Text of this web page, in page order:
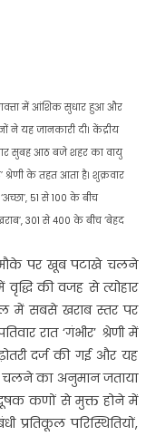
में आंशिक सुधार हुआ और
ने यह जानकारी दी। केंद्रीय
सुबह आठ बजे शहर का वायु
के तहत आता है। शुक्रवार
51 से 100 के बीच
301 से 400 के बीच ‘बेहद
मौके पर खूब पटाखे चलने
की वजह से त्योहार
में सबसे खराब स्तर पर
रात ‘गंभीर’ श्रेणी में
दर्ज की गई और यह
चलने का अनुमान जताया
कणों से मुक्त होने में
प्रतिकूल परिस्थितियों,